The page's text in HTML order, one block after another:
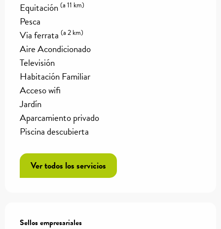
Equitación(a 11 km)
Pesca
Via ferrata (a 2 km)
Aire Acondicionado
Televisión
Habitación Familiar
Acceso wifi
Jardín
Aparcamiento privado
Piscina descubierta
Ver todos los servicios
Sellos empresariales
Sellos empresariales